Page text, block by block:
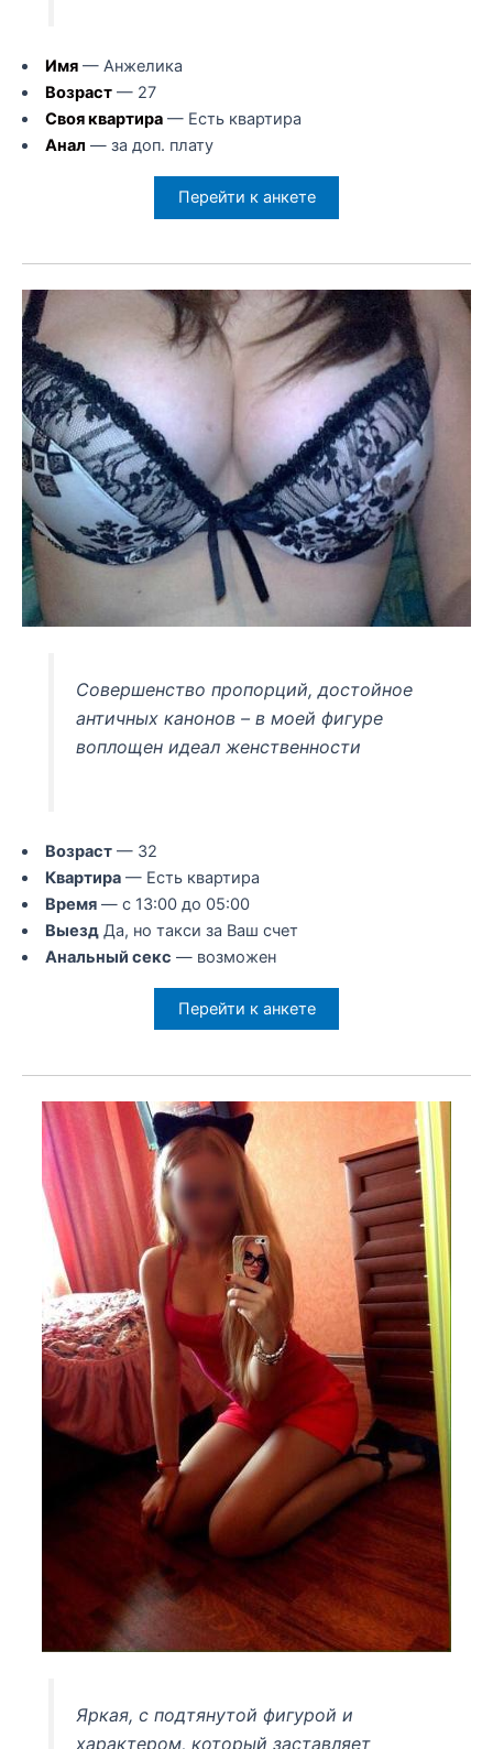
Имя— Анжелика
Возраст— 27
Своя квартира— Есть квартира
Анал — за доп. плату
Перейти к анкете
Совершенство пропорций, достойное
античных канонов – в моей фигуре
воплощен идеал женственности
Возраст— 32
Квартира— Есть квартира
Время— с 13:00 до 05:00
ВыездДа, но такси за Ваш счет
Анальный секс — возможен
Перейти к анкете
Яркая, с подтянутой фигурой и
характером, который заставляет